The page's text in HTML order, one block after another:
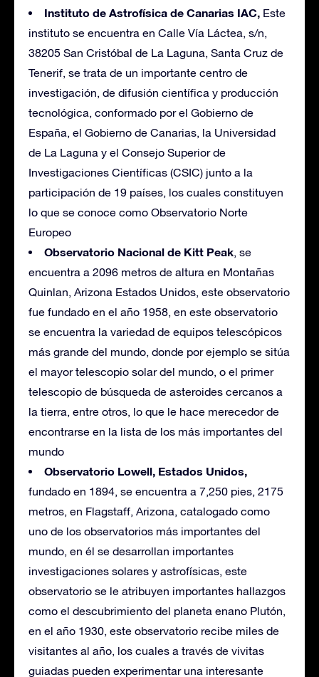
Instituto de Astrofísica de Canarias IAC, Este
instituto se encuentra en Calle Vía Láctea, s/n,
38205 San Cristóbal de La Laguna, Santa Cruz de
Tenerif, se trata de un importante centro de
investigación, de difusión científica y producción
tecnológica, conformado por el Gobierno de
España, el Gobierno de Canarias, la Universidad
de La Laguna y el Consejo Superior de
Investigaciones Científicas (CSIC) junto a la
participación de 19 países, los cuales constituyen
lo que se conoce como Observatorio Norte
Europeo
Observatorio Nacional de Kitt Peak, se
encuentra a 2096 metros de altura en Montañas
Quinlan, Arizona Estados Unidos, este observatorio
fue fundado en el año 1958, en este observatorio
se encuentra la variedad de equipos telescópicos
más grande del mundo, donde por ejemplo se sitúa
el mayor telescopio solar del mundo, o el primer
telescopio de búsqueda de asteroides cercanos a
la tierra, entre otros, lo que le hace merecedor de
encontrarse en la lista de los más importantes del
mundo
Observatorio Lowell, Estados Unidos,
fundado en 1894, se encuentra a 7,250 pies, 2175
metros, en Flagstaff, Arizona, catalogado como
uno de los observatorios más importantes del
mundo, en él se desarrollan importantes
investigaciones solares y astrofísicas, este
observatorio se le atribuyen importantes hallazgos
como el descubrimiento del planeta enano Plutón,
en el año 1930, este observatorio recibe miles de
visitantes al año, los cuales a través de vivitas
guiadas pueden experimentar una interesante